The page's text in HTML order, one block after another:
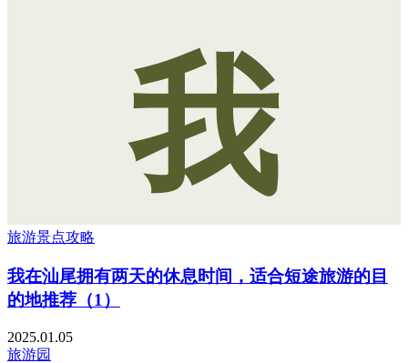
我
旅游景点攻略
我在汕尾拥有两天的休息时间，适合短途旅游的目
的地推荐（1）
2025.01.05
旅游园